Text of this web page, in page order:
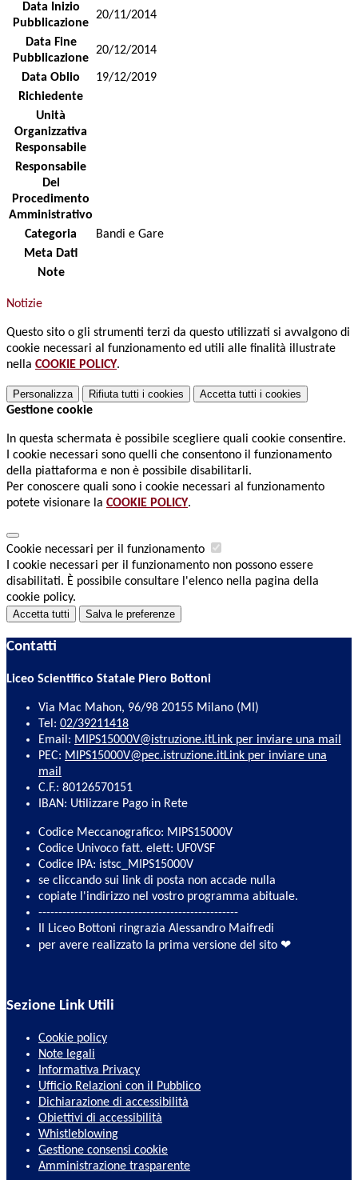
Data Inizio
Pubblicazione
20/11/2014
Data Fine
Pubblicazione
20/12/2014
Data Oblio
19/12/2019
Richiedente
Unità
Organizzativa
Responsabile
Responsabile
Del
Procedimento
Amministrativo
Categoria
Bandi e Gare
Meta Dati
Note
Notizie
Questo sito o gli strumenti terzi da questo utilizzati si avvalgono di
cookie necessari al funzionamento ed utili alle finalità illustrate
nella COOKIE POLICY.
Personalizza Rifiuta tutti i cookies Accetta tutti i cookies
Gestione cookie
In questa schermata è possibile scegliere quali cookie consentire.
I cookie necessari sono quelli che consentono il funzionamento
della piattaforma e non è possibile disabilitarli.
Per conoscere quali sono i cookie necessari al funzionamento
potete visionare la COOKIE POLICY.
Cookie necessari per il funzionamento
I cookie necessari per il funzionamento non possono essere
disabilitati. È possibile consultare l'elenco nella pagina della
cookie policy.
Accetta tutti Salva le preferenze
Contatti
Liceo Scientifico Statale Piero Bottoni
Via Mac Mahon, 96/98 20155 Milano (MI)
Tel: 02/39211418
Email: MIPS15000V@istruzione.itLink per inviare una mail
PEC: MIPS15000V@pec.istruzione.itLink per inviare una
mail
C.F.: 80126570151
IBAN: Utilizzare Pago in Rete
Codice Meccanografico: MIPS15000V
Codice Univoco fatt. elett: UF0VSF
Codice IPA: istsc_MIPS15000V
se cliccando sui link di posta non accade nulla
copiate l'indirizzo nel vostro programma abituale.
--------------------------------------------------
Il Liceo Bottoni ringrazia Alessandro Maifredi
per avere realizzato la prima versione del sito ❤
Sezione Link Utili
Cookie policy
Note legali
Informativa Privacy
Ufficio Relazioni con il Pubblico
Dichiarazione di accessibilità
Obiettivi di accessibilità
Whistleblowing
Gestione consensi cookie
Amministrazione trasparente